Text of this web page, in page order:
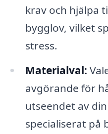
krav och hjälpa
bygglov, vilket
stress.
Materialval:
avgörande för
utseendet av
specialiserat på